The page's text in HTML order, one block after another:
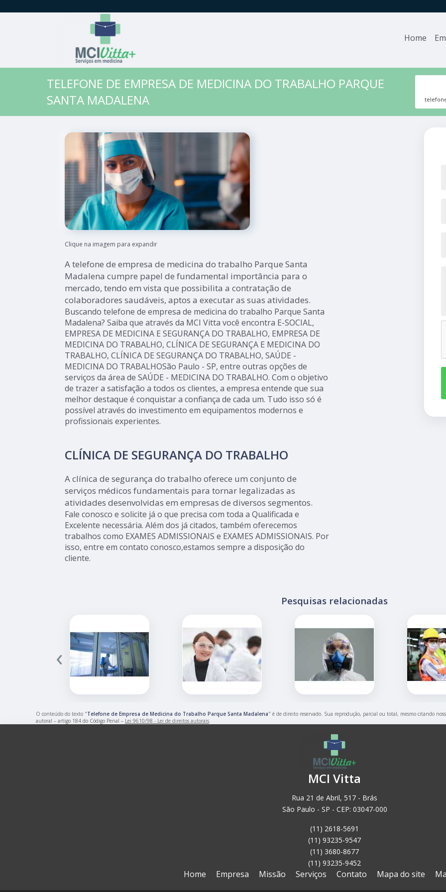
Home
TELEFONE DE EMPRESA DE MEDICINA DO TRABALHO PARQUE
SANTA MADALENA
Clique na imagem para expandir
A telefone de empresa de medicina do trabalho Parque Santa
Madalena cumpre papel de fundamental importância para o
mercado, tendo em vista que possibilita a contratação de
colaboradores saudáveis, aptos a executar as suas atividades.
Buscando telefone de empresa de medicina do trabalho Parque Santa
Madalena? Saiba que através da MCI Vitta você encontra E-SOCIAL,
EMPRESA DE MEDICINA E SEGURANÇA DO TRABALHO, EMPRESA DE
MEDICINA DO TRABALHO, CLÍNICA DE SEGURANÇA E MEDICINA DO
TRABALHO, CLÍNICA DE SEGURANÇA DO TRABALHO, SAÚDE -
MEDICINA DO TRABALHOSão Paulo - SP, entre outras opções de
serviços da área de SAÚDE - MEDICINA DO TRABALHO. Com o objetivo
de trazer a satisfação a todos os clientes, a empresa entende que sua
melhor destaque é conquistar a confiança de cada um. Tudo isso só é
possível através do investimento em equipamentos modernos e
profissionais experientes.
CLÍNICA DE SEGURANÇA DO TRABALHO
A clínica de segurança do trabalho oferece um conjunto de
serviços médicos fundamentais para tornar legalizadas as
atividades desenvolvidas em empresas de diversos segmentos.
Fale conosco e solicite já o que precisa com toda a Qualificada e
Excelente necessária. Além dos já citados, também oferecemos
trabalhos como EXAMES ADMISSIONAIS e EXAMES ADMISSIONAIS. Por
isso, entre em contato conosco,estamos sempre a disposição do
cliente.
Pesquisas relacionadas
‹
O conteúdo do texto "Telefone de Empresa de Medicina do Trabalho Parque Santa Madalena" é de direito reservado. Sua reprodução, parcial ou total, mesmo citando
autoral – artigo 184 do Código Penal – Lei 9610/98 - Lei de direitos autorais
MCI Vitta
Rua 21 de Abril, 517 - Brás
São Paulo - SP - CEP: 03047-000
(11) 2618-5691
(11) 93235-9547
(11) 3680-8677
(11) 93235-9452
Home Empresa Missão Serviços Contato Mapa do site